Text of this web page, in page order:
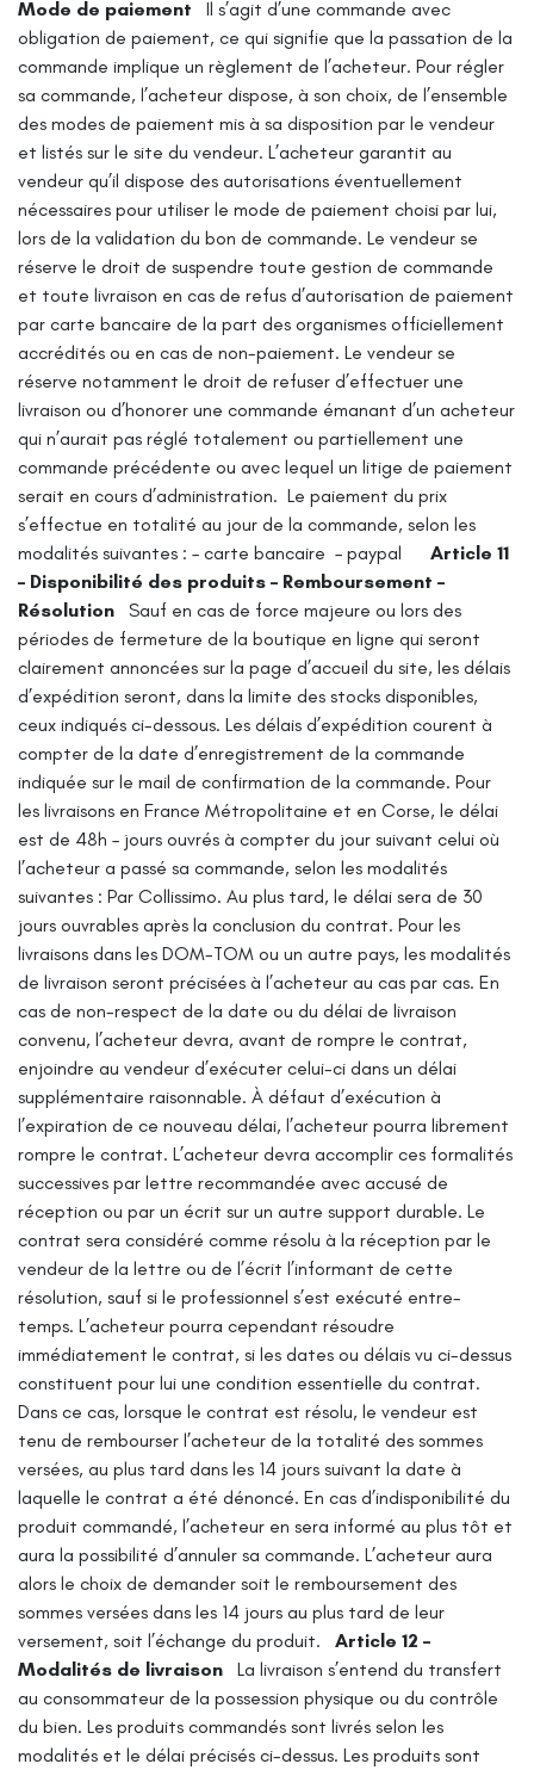
Mode de paiement
Il s’agit d’une commande avec
obligation de paiement, ce qui signifie que la passation de la
commande implique un règlement de l’acheteur. Pour régler
sa commande, l’acheteur dispose, à son choix, de l’ensemble
des modes de paiement mis à sa disposition par le vendeur
et listés sur le site du vendeur. L’acheteur garantit au
vendeur qu’il dispose des autorisations éventuellement
nécessaires pour utiliser le mode de paiement choisi par lui,
lors de la validation du bon de commande. Le vendeur se
réserve le droit de suspendre toute gestion de commande
et toute livraison en cas de refus d’autorisation de paiement
par carte bancaire de la part des organismes officiellement
accrédités ou en cas de non-paiement. Le vendeur se
réserve notamment le droit de refuser d’effectuer une
livraison ou d’honorer une commande émanant d’un acheteur
qui n’aurait pas réglé totalement ou partiellement une
commande précédente ou avec lequel un litige de paiement
serait en cours d’administration. Le paiement du prix
s’effectue en totalité au jour de la commande, selon les
modalités suivantes : – carte bancaire – paypal
Article 11
– Disponibilité des produits – Remboursement –
Résolution
Sauf en cas de force majeure ou lors des
périodes de fermeture de la boutique en ligne qui seront
clairement annoncées sur la page d’accueil du site, les délais
d’expédition seront, dans la limite des stocks disponibles,
ceux indiqués ci-dessous. Les délais d’expédition courent à
compter de la date d’enregistrement de la commande
indiquée sur le mail de confirmation de la commande. Pour
les livraisons en France Métropolitaine et en Corse, le délai
est de 48h – jours ouvrés à compter du jour suivant celui où
l’acheteur a passé sa commande, selon les modalités
suivantes : Par Collissimo. Au plus tard, le délai sera de 30
jours ouvrables après la conclusion du contrat. Pour les
livraisons dans les DOM-TOM ou un autre pays, les modalités
de livraison seront précisées à l’acheteur au cas par cas. En
cas de non-respect de la date ou du délai de livraison
convenu, l’acheteur devra, avant de rompre le contrat,
enjoindre au vendeur d’exécuter celui-ci dans un délai
supplémentaire raisonnable. À défaut d’exécution à
l’expiration de ce nouveau délai, l’acheteur pourra librement
rompre le contrat. L’acheteur devra accomplir ces formalités
successives par lettre recommandée avec accusé de
réception ou par un écrit sur un autre support durable. Le
contrat sera considéré comme résolu à la réception par le
vendeur de la lettre ou de l’écrit l’informant de cette
résolution, sauf si le professionnel s’est exécuté entre-
temps. L’acheteur pourra cependant résoudre
immédiatement le contrat, si les dates ou délais vu ci-dessus
constituent pour lui une condition essentielle du contrat.
Dans ce cas, lorsque le contrat est résolu, le vendeur est
tenu de rembourser l’acheteur de la totalité des sommes
versées, au plus tard dans les 14 jours suivant la date à
laquelle le contrat a été dénoncé. En cas d’indisponibilité du
produit commandé, l’acheteur en sera informé au plus tôt et
aura la possibilité d’annuler sa commande. L’acheteur aura
alors le choix de demander soit le remboursement des
sommes versées dans les 14 jours au plus tard de leur
versement, soit l’échange du produit.
Article 12 –
Modalités de livraison
La livraison s’entend du transfert
au consommateur de la possession physique ou du contrôle
du bien. Les produits commandés sont livrés selon les
modalités et le délai précisés ci-dessus. Les produits sont